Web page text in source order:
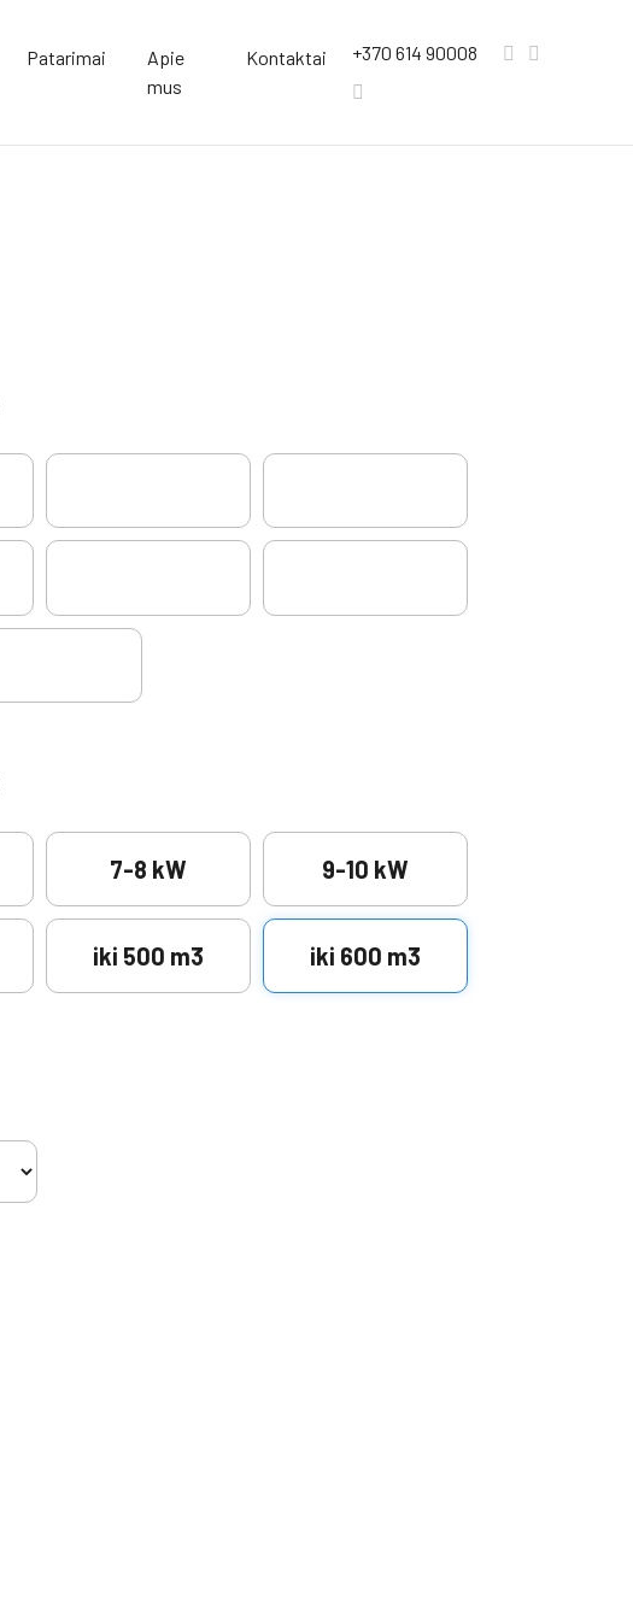
Patarimai
Apie
mus
Kontaktai +370 614 90008
7-8 kW 9-10 kW
iki 500 m3 iki 600 m3